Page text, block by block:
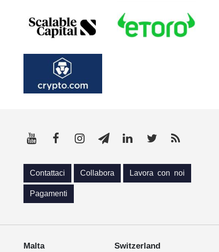
Contattaci Collabora Lavora con noi
Pagamenti
Malta
Switzerland